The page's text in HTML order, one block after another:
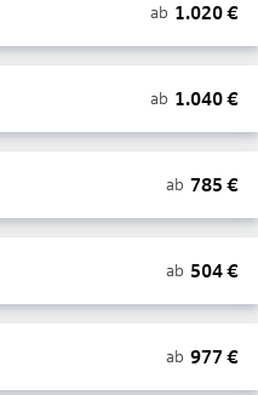
ab 1.020€
ab 1.040€
ab 785 €
ab 504€
ab 977 €